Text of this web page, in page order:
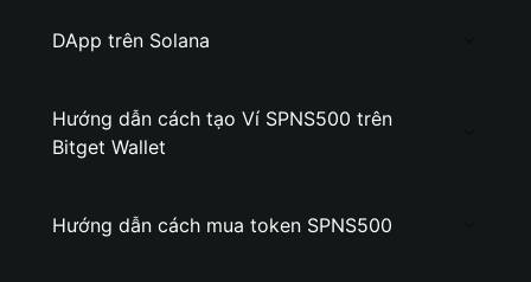
DApp trên Solana
Hướng dẫn cách tạo Ví SPNS500 trên
Bitget Wallet
Hướng dẫn cách mua token SPNS500